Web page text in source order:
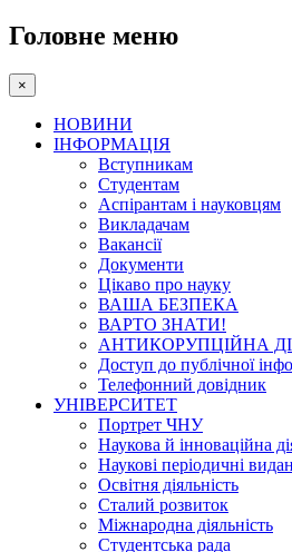
Головне меню
×
НОВИНИ
ІНФОРМАЦІЯ
Вступникам
Студентам
Аспірантам і науковцям
Викладачам
Вакансії
Документи
Цікаво про науку
ВАША БЕЗПЕКА
ВАРТО ЗНАТИ!
АНТИКОРУПЦІЙНА
Доступ до публічної
Телефонний довідник
УНІВЕРСИТЕТ
Портрет ЧНУ
Наукова й інноваційна
Наукові періодичні
Освітня діяльність
Сталий розвиток
Міжнародна діяльність
Студентська рада